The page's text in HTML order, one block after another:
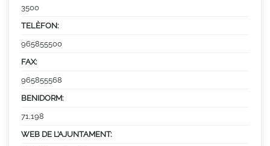
3500
TELÈFON:
965855500
FAX:
965855568
BENIDORM:
71,198
WEB DE L’AJUNTAMENT: